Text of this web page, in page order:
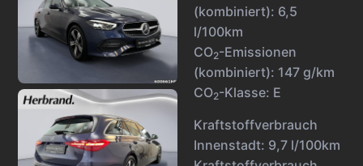
(kombiniert): 6,5
l/100km
CO2-Emissionen
(kombiniert): 147 g/km
CO2-Klasse: E
Kraftstoffverbrauch
Innenstadt: 9,7 l/100km